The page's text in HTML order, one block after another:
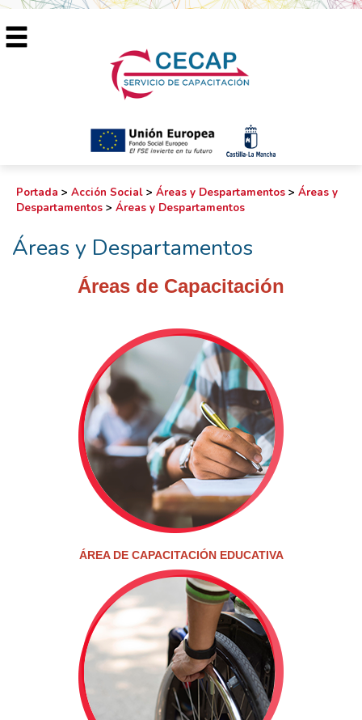
Portada > Acción Social > Áreas y Despartamentos > Áreas y
Despartamentos > Áreas y Despartamentos
Áreas y Despartamentos
Áreas de Capacitación
ÁREA DE CAPACITACIÓN EDUCATIVA